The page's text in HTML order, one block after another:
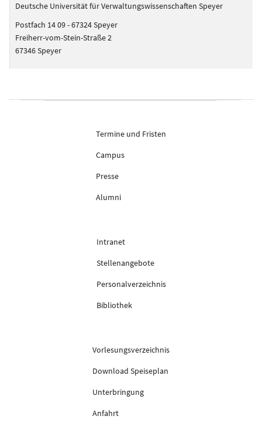
Deutsche Universität für Verwaltungswissenschaften Speyer
Postfach 14 09 - 67324 Speyer
Freiherr-vom-Stein-Straße 2
67346 Speyer
Termine und Fristen
Campus
Presse
Alumni
Intranet
Stellenangebote
Personalverzeichnis
Bibliothek
Vorlesungsverzeichnis
Download Speiseplan
Unterbringung
Anfahrt